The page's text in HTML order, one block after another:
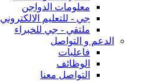
معلومات الدواجن
جي - للتعليم الالكتروني
ملتقي - جي للخبراء
الدعم و التواصل
فاعليات
الوظائف
التواصل معنا